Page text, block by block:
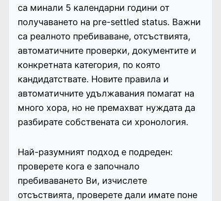
са минали 5 календарни години от
получаването на pre-settled status. Важни
са реалното пребиваване, отсъствията,
автоматичните проверки, документите и
конкретната категория, по която
кандидатствате. Новите правила и
автоматичните удължавания помагат на
много хора, но не премахват нуждата да
разбирате собствената си хронология.
Най-разумният подход е подреден:
проверете кога е започнало
пребиваването Ви, изчислете
отсъствията, проверете дали имате поне